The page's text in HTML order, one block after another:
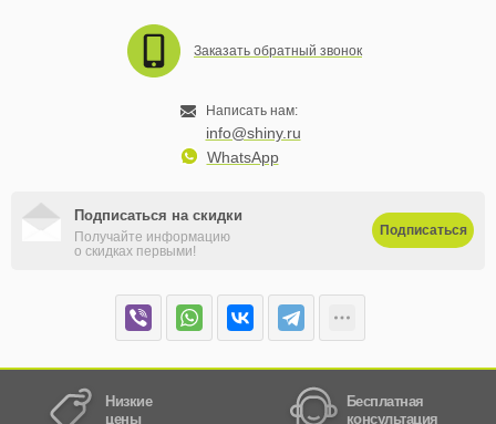
Заказать обратный звонок
Написать нам:
info@shiny.ru
WhatsApp
Подписаться на скидки
Получайте информацию
о скидках первыми!
Подписаться
Низкие
цены
Бесплатная
консультация